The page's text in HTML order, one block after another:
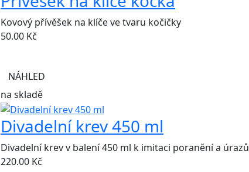
Kovový přívěšek na klíče ve tvaru kočičky
50.00 Kč
NÁHLED
na skladě
Divadelní krev 450 ml
Divadelní krev v balení 450 ml k imitaci poranění a úrazů
220.00 Kč